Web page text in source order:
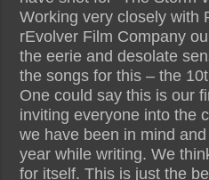
Working very closely with
rEvolver Film Company
the eerie and desolate
the songs for this – the
One could say this is our
inviting everyone into the
we have been in mind
year while writing. We
for itself. This is just the